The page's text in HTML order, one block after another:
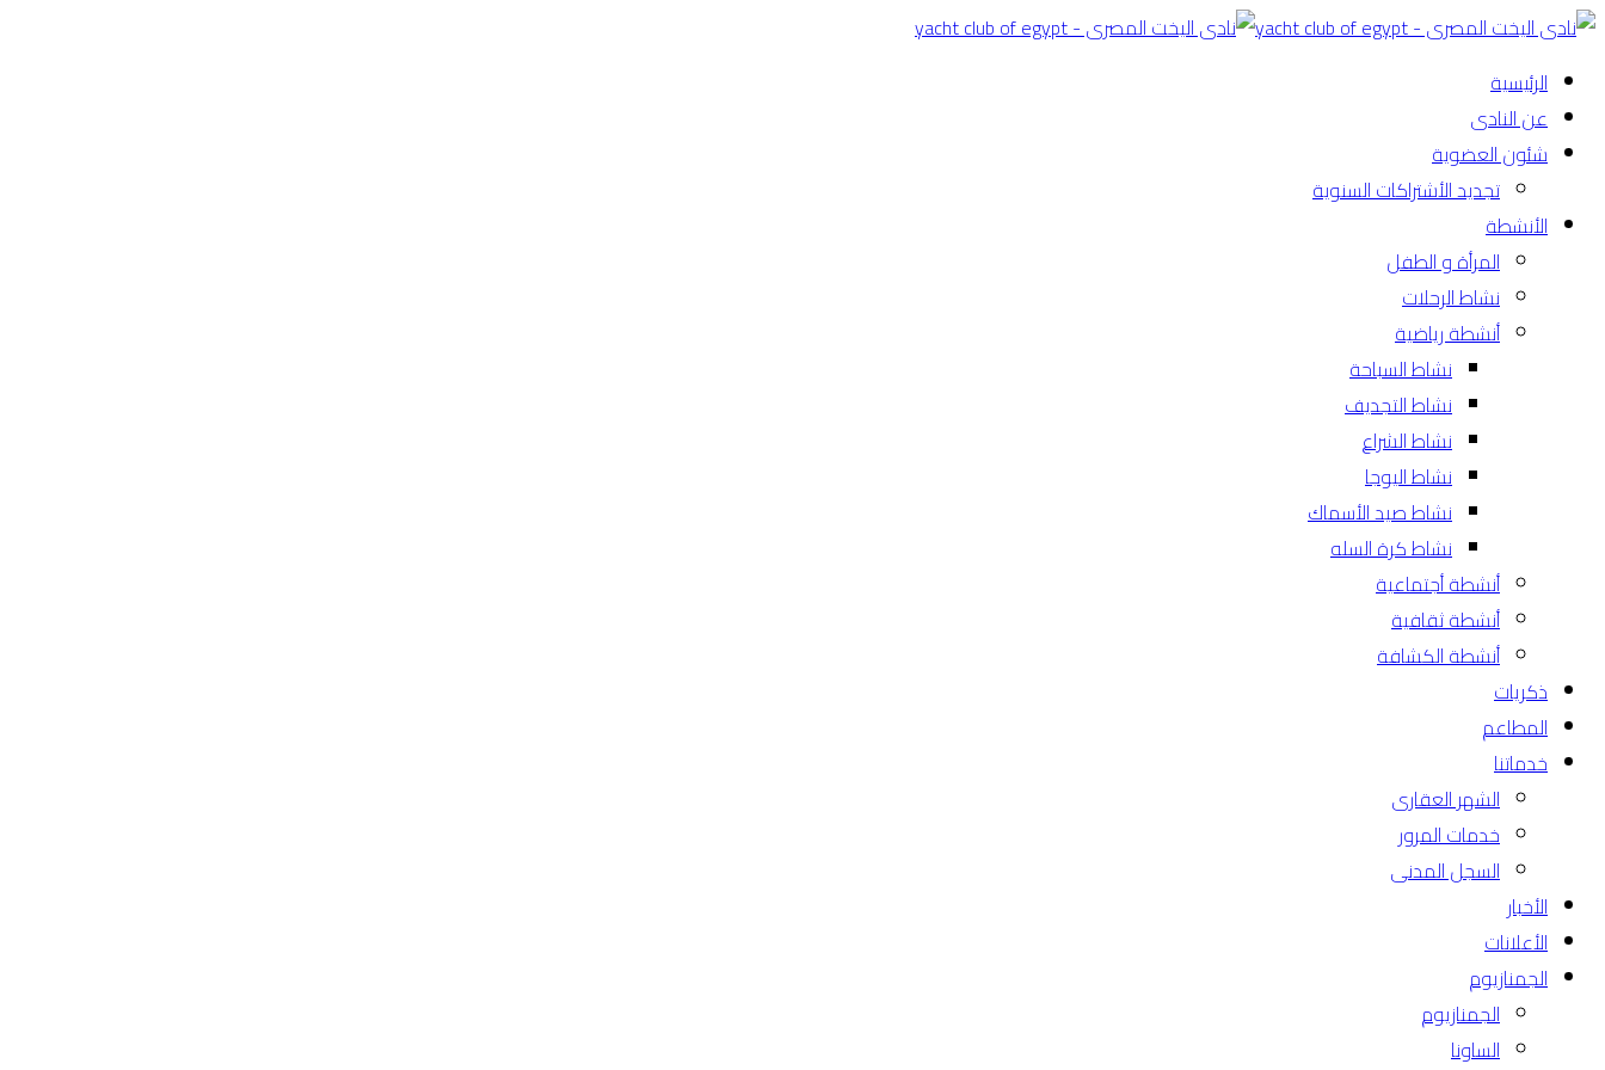
الرئيسية
عن النادى
شئون العضوية
تجديد الأشتراكات السنوية
الأنشطة
المرأة و الطفل
نشاط الرحلات
أنشطة رياضية
نشاط السباحة
نشاط التجديف
نشاط الشراع
نشاط اليوجا
نشاط صيد الأسماك
نشاط كرة السله
أنشطة أجتماعية
أنشطة ثقافية
أنشطة الكشافة
ذكريات
المطاعم
خدماتنا
الشهر العقارى
خدمات المرور
السجل المدنى
الأخبار
الأعلانات
الجمنازيوم
الجمنازيوم
الساونا